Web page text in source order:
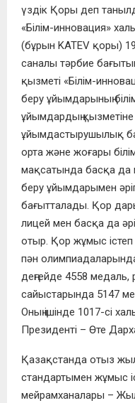
үздік Қоры деп
«Білім-инновация»
(бұрын KATEV қоры)
саналы тәрбие
қызметі «Білім-
беру ұйымдарының
ұйымдардың қызметіне
ұйымдастырушылық
орта және жоғары
мақсатында басқа да
беру ұйымдарымен
бағытталады. Қор
лицей мен басқа да
отыр. Қор жұмыс істеп
пән
деңгейде 4558 медаль,
сайыстарында 5147
Оның ішінде 1017-сі
Президенті – Өте
Қазақстанда отыз
стандартымен жұмыс
мейрамханалары –